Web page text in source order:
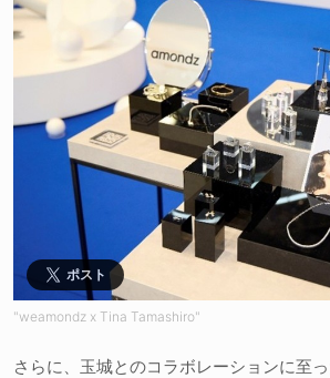
ポスト
"weamondz x Tina Tamashiro"
さらに、玉城とのコラボレーションに至